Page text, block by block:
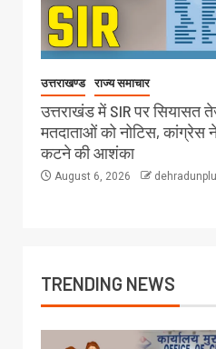
उत्तराखण्ड राज्य समाचार
उत्तराखंड में SIR पर सियासत
मतदाताओं को नोटिस, कांग्रेस
कटने की आशंका
August 6, 2026
TRENDING NEWS